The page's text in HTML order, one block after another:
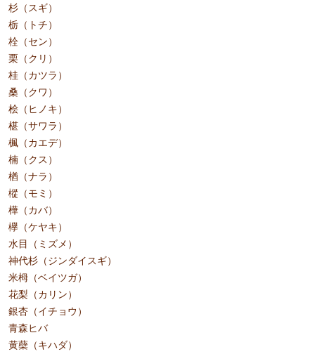
杉（スギ）
栃（トチ）
栓（セン）
栗（クリ）
桂（カツラ）
桑（クワ）
桧（ヒノキ）
椹（サワラ）
楓（カエデ）
楠（クス）
楢（ナラ）
樅（モミ）
樺（カバ）
欅（ケヤキ）
水目（ミズメ）
神代杉（ジンダイスギ）
米栂（ベイツガ）
花梨（カリン）
銀杏（イチョウ）
青森ヒバ
黄蘗（キハダ）